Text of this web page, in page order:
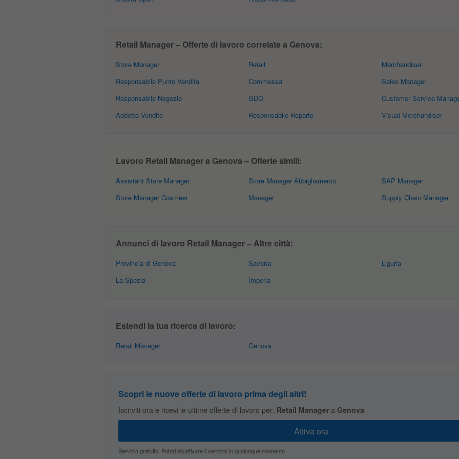
Retail Manager – Offerte di lavoro correlate a Genova:
Store Manager
Responsabile Punto Vendita
Responsabile Negozio
Addetto Vendite
Retail
Commessa
GDO
Responsabile Reparto
Merchandiser
Sales Manager
Customer Service
Visual Merchandiser
Lavoro Retail Manager a Genova – Offerte simili:
Assistant Store Manager
Store Manager Cosmesi
Store Manager Abbigliamento
Manager
SAP Manager
Supply Chain Manager
Annunci di lavoro Retail Manager – Altre città:
Provincia di Genova
La Spezia
Savona
Imperia
Liguria
Estendi la tua ricerca di lavoro:
Retail Manager Genova
Scopri le nuove offerte di lavoro prima degli altri!
Iscriviti ora e ricevi le ultime offerte di lavoro per: Retail Managera Genova
Servizio gratuito. Potrai disattivare il servizio in qualunque momento